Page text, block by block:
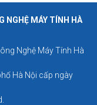
NGHỆ MÁY TÍNH HÀ
Nghệ Máy Tính Hà
Hà Nội cấp ngày